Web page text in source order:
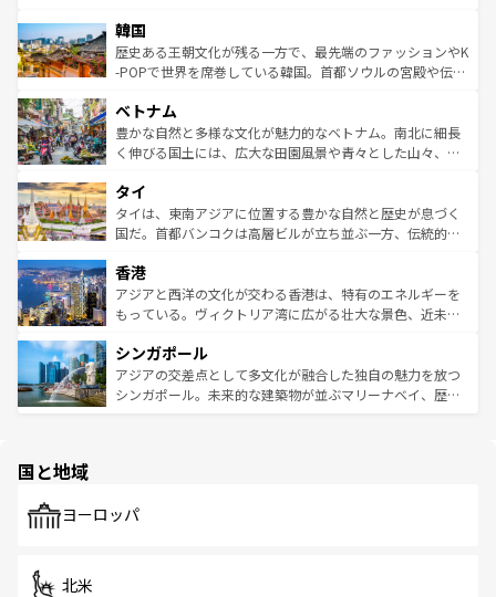
ワイを、存分に味わってほしい。 なお、新着のハワイ情報
はコンテンツ一覧を参照してほしい。
いる。アクティビティも充実しており、サーフィンやダイ
ビング、ハイキングなど、アウトドア好きにはたまらな
い。オーストラリアの多彩な魅力を存分に味わいつくそ
参照してほしい。
ン）、静ひつな山岳地帯である台湾東部など、都市の喧騒
と山間の静けさが共存しており、訪れる人に新しい発見と
驚きをもたらしてくれる。また、奥深い台湾の食文化も魅
容にもいいと評判のスイーツなど、バラエティ豊かな料理
が味わえる。 なお、新着の台湾情報は コンテンツ一覧を参
照してほしい。
韓国
歴史ある王朝文化が残る一方で、最先端のファッションやK
-POPで世界を席巻している韓国。首都ソウルの宮殿や伝統
き、地方に足を延ばせば四季折々の自然美を楽しむことが
できる。そして、キムチや焼肉、絶品のストリートフード
まで、さまざまな韓国料理が待っている。夜には、韓国な
リティに包まれながら、韓国の多彩な魅力を心ゆくまで味
わってみてほしい。 なお、新着の韓国情報はコンテンツ一
覧を参照してほしい。
ベトナム
豊かな自然と多様な文化が魅力的なベトナム。南北に細長
く伸びる国土には、広大な田園風景や青々とした山々、世
急速な発展と共に伝統が息づく。ハノイの古い町並みやホ
ーチミン市のフランス統治時代の建物も、独特の雰囲気を
醸し出している。また、バラエティの豊かさとおいしさで
とつ。フォーやバインミー、ベトナムコーヒーなどは、ぜ
ひ現地で味わいたい。どの地域を訪れてもあたたかい人々
が旅行者を迎えてくれるので、きっと忘れられない旅にな
参照してほしい。
タイ
タイは、東南アジアに位置する豊かな自然と歴史が息づく
国だ。首都バンコクは高層ビルが立ち並ぶ一方、伝統的な
の活気が交差している。北部ではチェンマイなどの山岳地
帯で自然と触れ合い、南部ではプーケットやクラビの美し
いビーチでリゾート気分を楽しむことができる。タイ料理
激する。気候は一年中温暖で、どの季節にも異なる楽しみ
が待っている。親しみやすいタイの人々、仏教を中心とし
た文化、そして多様な観光資源が、訪れる旅人を魅了し続
香港
アジアと西洋の文化が交わる香港は、特有のエネルギーを
もっている。ヴィクトリア湾に広がる壮大な景色、近未来
み、どこを訪れても感動するはず。観光スポットが密集し
ており、効率よく見どころを回れるのも魅力。息をのむよ
うな絶景から文化的な体験まで、香港を存分に楽しみ尽く
シンガポール
アジアの交差点として多文化が融合した独自の魅力を放つ
シンガポール。未来的な建築物が並ぶマリーナベイ、歴史
で、ホーカーズは地元の風情を楽しめる外せないスポット
国と地域
ヨーロッパ
北米